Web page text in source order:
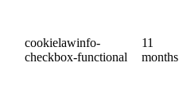
cookielawinfo-
checkbox-functional
11
months